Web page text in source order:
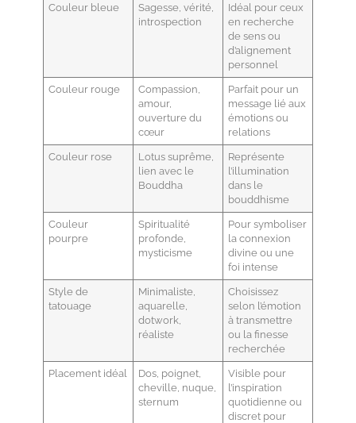
Couleur bleue
Sagesse, vérité,
introspection
Idéal pour ceux
en recherche
de sens ou
d’alignement
personnel
Couleur rouge
Compassion,
amour,
ouverture du
cœur
Parfait pour un
message lié aux
émotions ou
relations
Couleur rose
Lotus suprême,
lien avec le
Bouddha
Représente
l’illumination
dans le
bouddhisme
Couleur
pourpre
Spiritualité
profonde,
mysticisme
Pour symboliser
la connexion
divine ou une
foi intense
Style de
tatouage
Minimaliste,
aquarelle,
dotwork,
réaliste
Choisissez
selon l’émotion
à transmettre
ou la finesse
recherchée
Placement idéal
Dos, poignet,
cheville, nuque,
sternum
Visible pour
l’inspiration
quotidienne ou
discret pour